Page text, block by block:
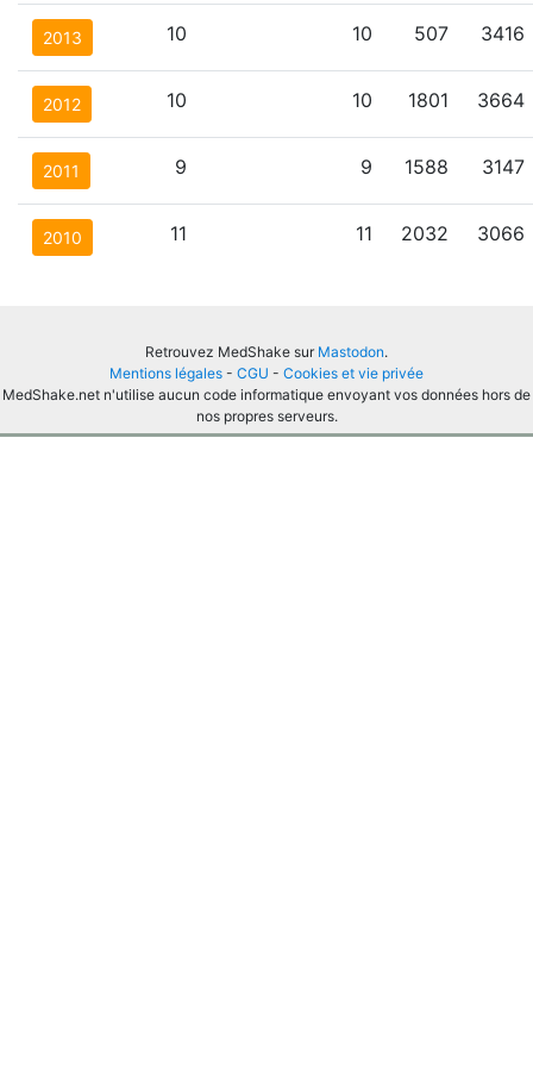
2013 10 10 507 3416
2012 10 10 1801 3664
2011 9 9 1588 3147
2010 11 11 2032 3066
Retrouvez MedShake sur Mastodon.
Mentions légales - CGU - Cookies et vie privée
MedShake.net n'utilise aucun code informatique envoyant vos données hors de
nos propres serveurs.